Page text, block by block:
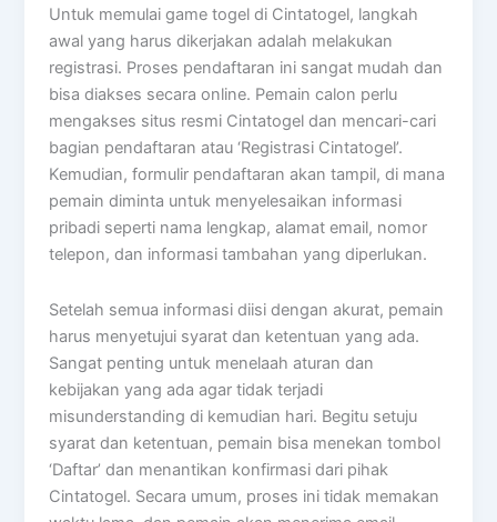
Untuk memulai game togel di Cintatogel, langkah
awal yang harus dikerjakan adalah melakukan
registrasi. Proses pendaftaran ini sangat mudah dan
bisa diakses secara online. Pemain calon perlu
mengakses situs resmi Cintatogel dan mencari-cari
bagian pendaftaran atau ‘Registrasi Cintatogel’.
Kemudian, formulir pendaftaran akan tampil, di mana
pemain diminta untuk menyelesaikan informasi
pribadi seperti nama lengkap, alamat email, nomor
telepon, dan informasi tambahan yang diperlukan.
Setelah semua informasi diisi dengan akurat, pemain
harus menyetujui syarat dan ketentuan yang ada.
Sangat penting untuk menelaah aturan dan
kebijakan yang ada agar tidak terjadi
misunderstanding di kemudian hari. Begitu setuju
syarat dan ketentuan, pemain bisa menekan tombol
‘Daftar’ dan menantikan konfirmasi dari pihak
Cintatogel. Secara umum, proses ini tidak memakan